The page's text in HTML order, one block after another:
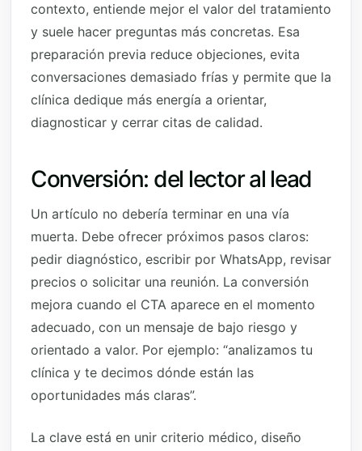
contexto, entiende mejor el valor del tratamiento
y suele hacer preguntas más concretas. Esa
preparación previa reduce objeciones, evita
conversaciones demasiado frías y permite que la
clínica dedique más energía a orientar,
diagnosticar y cerrar citas de calidad.
Conversión: del lector al lead
Un artículo no debería terminar en una vía
muerta. Debe ofrecer próximos pasos claros:
pedir diagnóstico, escribir por WhatsApp, revisar
precios o solicitar una reunión. La conversión
mejora cuando el CTA aparece en el momento
adecuado, con un mensaje de bajo riesgo y
orientado a valor. Por ejemplo: “analizamos tu
clínica y te decimos dónde están las
oportunidades más claras”.
La clave está en unir criterio médico, diseño